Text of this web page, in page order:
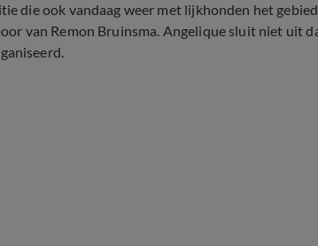
die ook vandaag weer met lijkhonden het
van Remon Bruinsma. Angelique sluit niet uit